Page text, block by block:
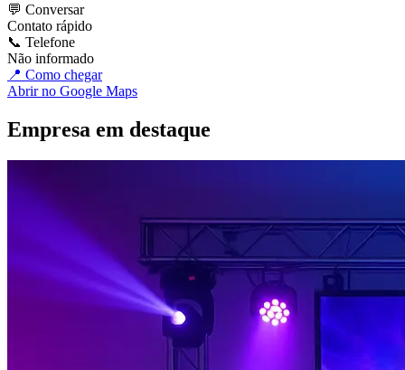
💬 Conversar
Contato rápido
📞 Telefone
Não informado
📍 Como chegar
Abrir no Google Maps
Empresa em destaque